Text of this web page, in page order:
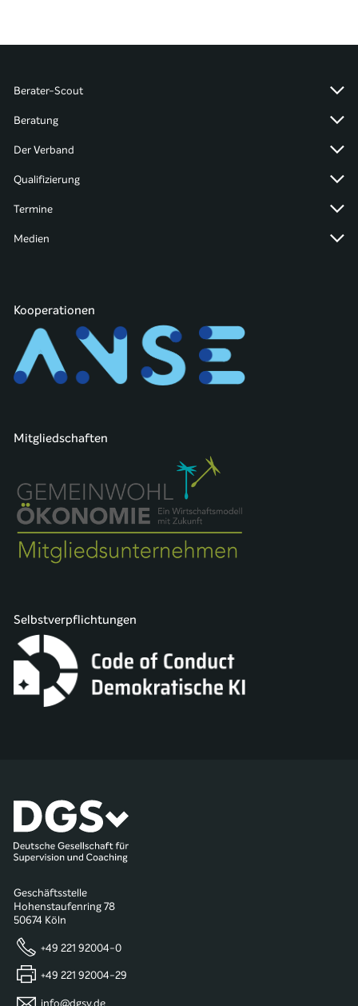
Berater-Scout
Beratung
Der Verband
Qualifizierung
Termine
Medien
Kooperationen
Mitgliedschaften
Selbstverpflichtungen
Geschäftsstelle
Hohenstaufenring 78
50674 Köln
+49 221 92004-0
+49 221 92004-29